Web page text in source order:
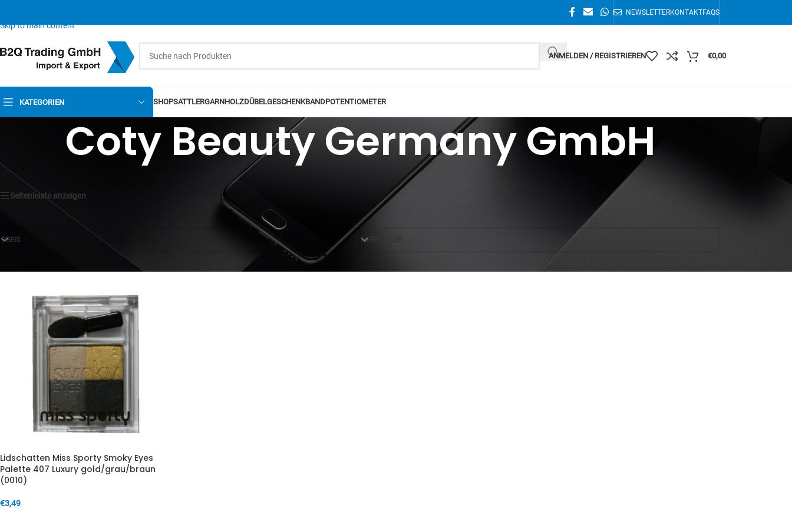
Skip to main content
NEWSLETTERKONTAKTFAQS
ANMELDEN / REGISTRIEREN €0,00
KATEGORIEN SHOPSATTLERGARNHOLZDÜBELGESCHENKBANDPOTENTIOMETER
Coty Beauty Germany GmbH
Einzelnes Ergebnis wird angezeigt
Seitenleiste anzeigen
PREIS HERSTELLER
Lidschatten Miss Sporty Smoky Eyes
Palette 407 Luxury gold/grau/braun
(0010)
€3,49